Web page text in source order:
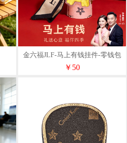
金六福JLF-马上有钱挂件-零钱包
钥匙包
￥50